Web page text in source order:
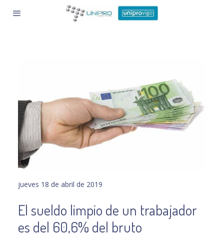
jueves 18 de abril de 2019
El sueldo limpio de un trabajador
es del 60,6% del bruto